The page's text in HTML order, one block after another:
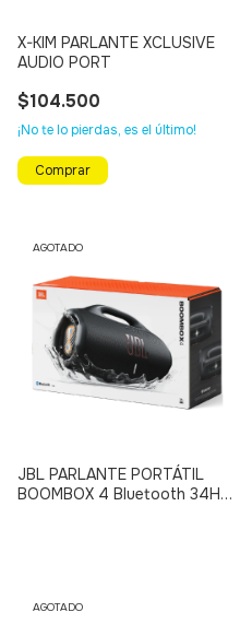
X-KIM PARLANTE XCLUSIVE
AUDIO PORT
$104.500
¡No te lo pierdas, es el último!
AGOTADO
JBL PARLANTE PORTÁTIL
BOOMBOX 4 Bluetooth 34H
AGOTADO